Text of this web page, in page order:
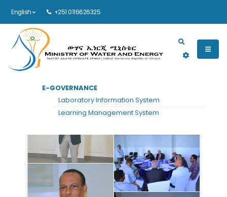
English +251 0116626325
Main navigation
E-GOVERNANCE
Laboratory Information System
Learning Management System